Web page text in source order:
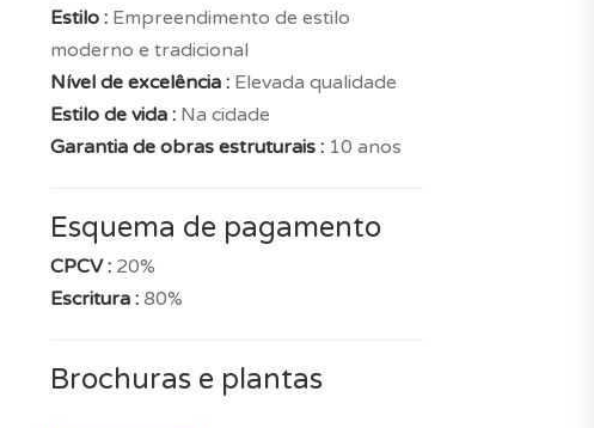
Estilo :Empreendimento de estilo
moderno e tradicional
Nível de excelência :Elevada qualidade
Estilo de vida :Na cidade
Garantia de obras estruturais :10 anos
Esquema de pagamento
CPCV : 20%
Escritura : 80%
Brochuras e plantas